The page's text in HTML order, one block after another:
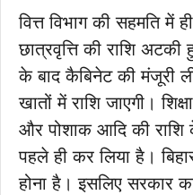
वित्त विभाग की सहमति में
छात्रवृत्ति की राशि अटकी
के बाद कैबिनेट की मंजूरी
खातों में राशि जाएगी।
और पोशाक आदि की राशि
पहले ही कर लिया है।
होना है। इसलिए सरकार